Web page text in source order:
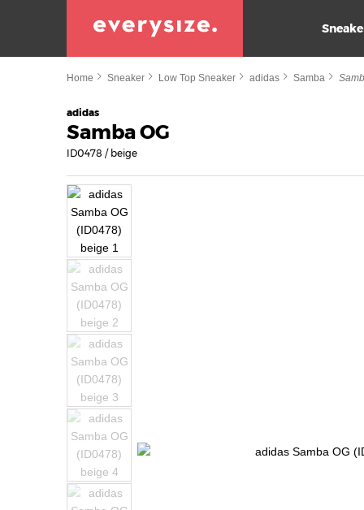
Home Sneaker Low Top Sneaker adidas Samba
adidas
Samba OG
ID0478 / beige